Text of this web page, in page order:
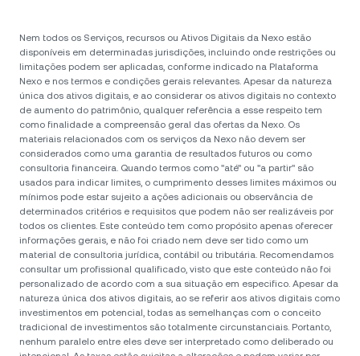
Nem todos os Serviços, recursos ou Ativos Digitais da Nexo estão
disponíveis em determinadas jurisdições, incluindo onde restrições ou
limitações podem ser aplicadas, conforme indicado na Plataforma
Nexo e nos termos e condições gerais relevantes. Apesar da natureza
única dos ativos digitais, e ao considerar os ativos digitais no contexto
de aumento do patrimônio, qualquer referência a esse respeito tem
como finalidade a compreensão geral das ofertas da Nexo. Os
materiais relacionados com os serviços da Nexo não devem ser
considerados como uma garantia de resultados futuros ou como
consultoria financeira. Quando termos como "até" ou "a partir" são
usados para indicar limites, o cumprimento desses limites máximos ou
mínimos pode estar sujeito a ações adicionais ou observância de
determinados critérios e requisitos que podem não ser realizáveis por
todos os clientes. Este conteúdo tem como propósito apenas oferecer
informações gerais, e não foi criado nem deve ser tido como um
material de consultoria jurídica, contábil ou tributária. Recomendamos
consultar um profissional qualificado, visto que este conteúdo não foi
personalizado de acordo com a sua situação em especifico. Apesar da
natureza única dos ativos digitais, ao se referir aos ativos digitais como
investimentos em potencial, todas as semelhanças com o conceito
tradicional de investimentos são totalmente circunstanciais. Portanto,
nenhum paralelo entre eles deve ser interpretado como deliberado ou